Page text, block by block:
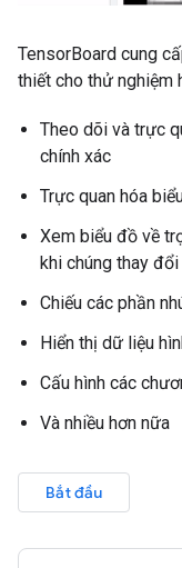
TensorBoard cung
thiết cho thử nghiệm
Theo dõi và trực
chính xác
Trực quan hóa
Xem biểu đồ về
khi chúng thay
Chiếu các phần
Hiển thị dữ liệu
Cấu hình các
Và nhiều hơn nữa
Bắt đầu